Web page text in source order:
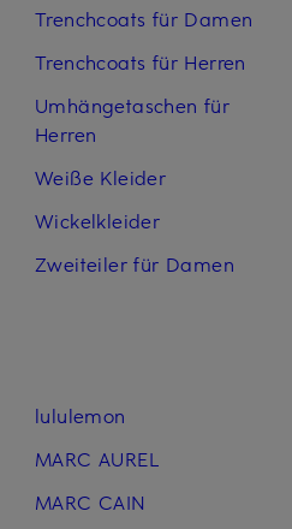
Trenchcoats für Damen
Trenchcoats für Herren
Umhängetaschen für
Herren
Weiße Kleider
Wickelkleider
Zweiteiler für Damen
lululemon
MARC AUREL
MARC CAIN